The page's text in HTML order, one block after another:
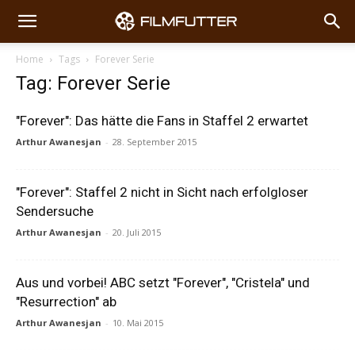
Home Tags Forever Serie
Tag: Forever Serie
"Forever": Das hätte die Fans in Staffel 2 erwartet
Arthur Awanesjan - 28. September 2015
"Forever": Staffel 2 nicht in Sicht nach erfolgloser
Sendersuche
Arthur Awanesjan - 20. Juli 2015
Aus und vorbei! ABC setzt "Forever", "Cristela" und
"Resurrection" ab
Arthur Awanesjan - 10. Mai 2015